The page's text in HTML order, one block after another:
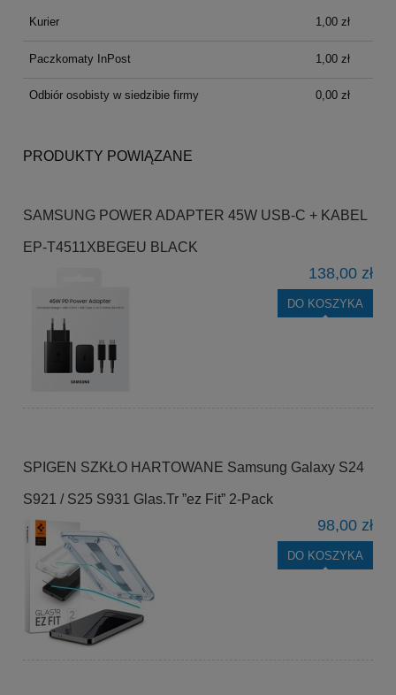
Kurier
1,00 zł
Paczkomaty InPost 1,00 zł
Odbiór osobisty w siedzibie firmy 0,00 zł
PRODUKTY POWIĄZANE
SAMSUNG POWER ADAPTER 45W USB-C + KABEL
EP-T4511XBEGEU BLACK
138,00 zł
DO KOSZYKA
SPIGEN SZKŁO HARTOWANE Samsung Galaxy S24
S921 / S25 S931 Glas.Tr ”ez Fit” 2-Pack
98,00 zł
DO KOSZYKA